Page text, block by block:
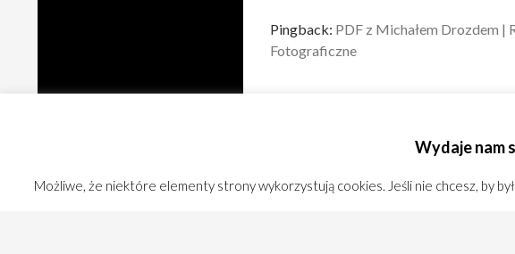
Pingback: PDF z Michałem Drozdem |
Fotograficzne
Wydaje nam
Możliwe, że niektóre elementy strony wykorzystują cookies. Jeśli nie chcesz, by